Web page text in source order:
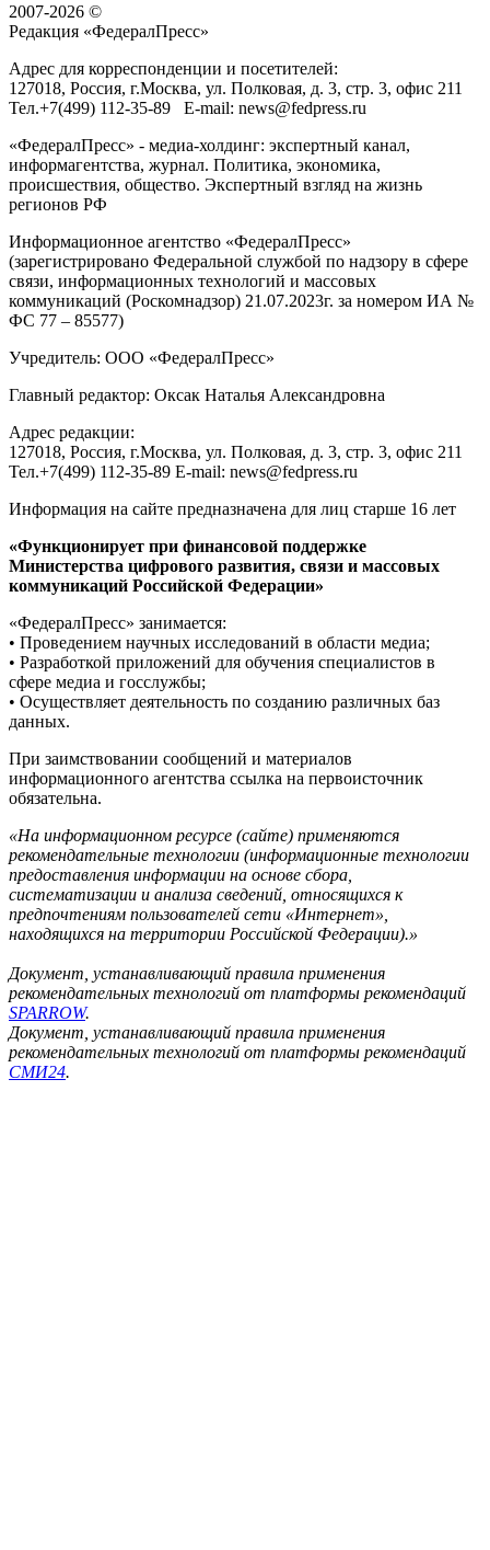
2007-2026 ©
Редакция «ФедералПресс»
Адрес для корреспонденции и посетителей:
127018, Россия, г.Москва, ул. Полковая, д. 3, стр. 3, офис 211
Тел.+7(499) 112-35-89 E-mail: news@fedpress.ru
«ФедералПресс» - медиа-холдинг: экспертный канал,
информагентства, журнал. Политика, экономика,
происшествия, общество. Экспертный взгляд на жизнь
регионов РФ
Информационное агентство «ФедералПресс»
(зарегистрировано Федеральной службой по надзору в сфере
связи, информационных технологий и массовых
коммуникаций (Роскомнадзор) 21.07.2023г. за номером ИА №
ФС 77 – 85577)
Учредитель: ООО «ФедералПресс»
Главный редактор: Оксак Наталья Александровна
Адрес редакции:
127018, Россия, г.Москва, ул. Полковая, д. 3, стр. 3, офис 211
Тел.+7(499) 112-35-89 E-mail: news@fedpress.ru
Информация на сайте предназначена для лиц старше 16 лет
«Функционирует при финансовой поддержке
Министерства цифрового развития, связи и массовых
коммуникаций Российской Федерации»
«ФедералПресс» занимается:
• Проведением научных исследований в области медиа;
• Разработкой приложений для обучения специалистов в
сфере медиа и госслужбы;
• Осуществляет деятельность по созданию различных баз
данных.
При заимствовании сообщений и материалов
информационного агентства ссылка на первоисточник
обязательна.
«На информационном ресурсе (сайте) применяются
рекомендательные технологии (информационные технологии
предоставления информации на основе сбора,
систематизации и анализа сведений, относящихся к
предпочтениям пользователей сети «Интернет»,
находящихся на территории Российской Федерации).»
Документ, устанавливающий правила применения
рекомендательных технологий от платформы рекомендаций
SPARROW.
Документ, устанавливающий правила применения
рекомендательных технологий от платформы рекомендаций
СМИ24.